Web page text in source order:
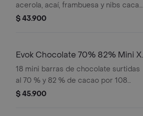
acerola, acaí, frambuesa y nibs cacao
al 82 % de cacao por 100 gramos
$ 43.900
Evok Chocolate 70% 82% Mini X
18uX108 g
18 mini barras de chocolate surtidas
al 70 % y 82 % de cacao por 108
gramos
$ 45.900